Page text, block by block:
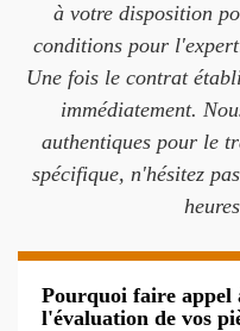
à votre disposition
conditions pour
Une fois le contrat
immédiatement.
authentiques pour le
spécifique, n'hésitez
Pourquoi faire
l'évaluation de vos